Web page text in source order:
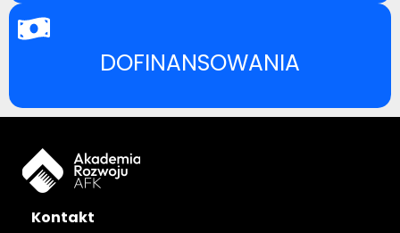
DOFINANSOWANIA
Kontakt